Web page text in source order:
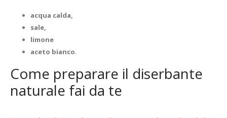
acqua calda,
sale,
limone
aceto bianco.
Come preparare il diserbante
naturale fai da te